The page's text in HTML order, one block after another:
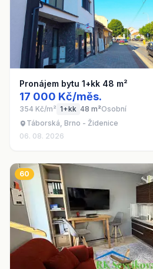
Pronájem bytu 1+kk 48 m²
17 000 Kč/měs.
354 Kč/m² 1+kk 48 m²Osobní
Táborská, Brno - Židenice
06. 08. 2026
60